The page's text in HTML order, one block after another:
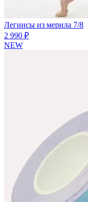
Легинсы из мерила 7/8
2 990 ₽
NEW